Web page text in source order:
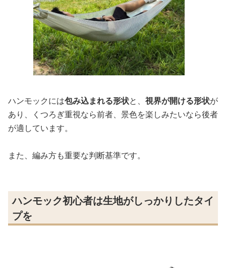
ハンモックには包み込まれる形状と、 視界が開ける形状が
あり、くつろぎ重視なら前者、景色を楽しみたいなら後者
が適しています。
また、編み方も重要な判断基準です。
ハンモック初心者は生地がしっかりしたタイ
プを